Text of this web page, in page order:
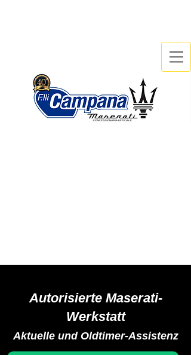
Autorisierte Maserati-
Werkstatt
Aktuelle und Oldtimer-Assistenz